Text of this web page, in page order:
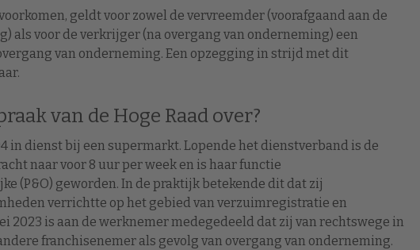
geldt voor zowel de vervreemder (voorafgaand aan de
als voor de verkrijger (na overgang van onderneming) een
van onderneming. Een opzegging in strijd met dit
van de Hoge Raad over?
in dienst bij een supermarkt. Lopende het dienstverband is de
naar voor 8 uur per week en is haar functie
(P&O) geworden. In de praktijk betekende dit dat zij
verrichtte op het gebied van verzuimregistratie en
2023 is aan de werknemer medegedeeld dat zij van rechtswege in
franchisenemer als gevolg van overgang van onderneming.